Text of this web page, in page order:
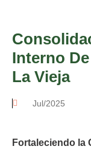
Interno
La Vieja
Jul/2025
Fortaleciendo la